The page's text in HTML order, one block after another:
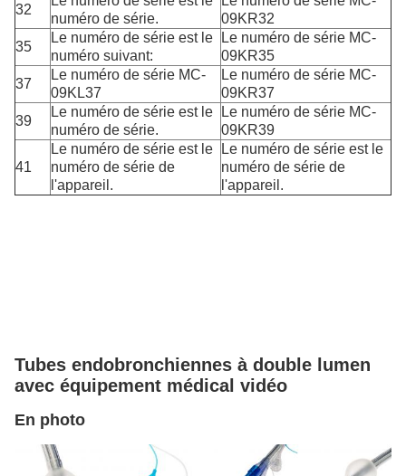
32
numéro de série.
09KR32
35
Le numéro de série est le
numéro suivant:
Le numéro de série MC-
09KR35
37
Le numéro de série MC-
09KL37
Le numéro de série MC-
09KR37
39
Le numéro de série est le
numéro de série.
Le numéro de série MC-
09KR39
41
Le numéro de série est le
numéro de série de
l'appareil.
Le numéro de série est le
numéro de série de
l'appareil.
Tubes endobronchiennes à double lumen
avec équipement médical vidéo
En photo